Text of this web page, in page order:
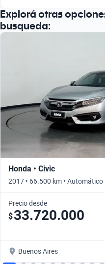
Explorá otras
busqueda:
Honda • Civic
2017 • 66.500 km • Automático
Precio desde
$33.720.000
Buenos Aires